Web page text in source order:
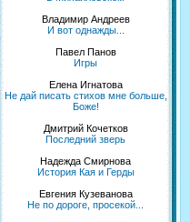
Владимир Андреев
И вот однажды...
Павел Панов
Игры
Елена Игнатова
Не дай писать стихов мне больше,
Боже!
Дмитрий Кочетков
Последний зверь
Надежда Смирнова
История Кая и Герды
Евгения Кузеванова
Не по дороге, просекой...